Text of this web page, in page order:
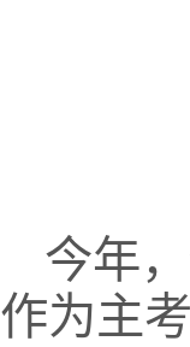
今年
作为主